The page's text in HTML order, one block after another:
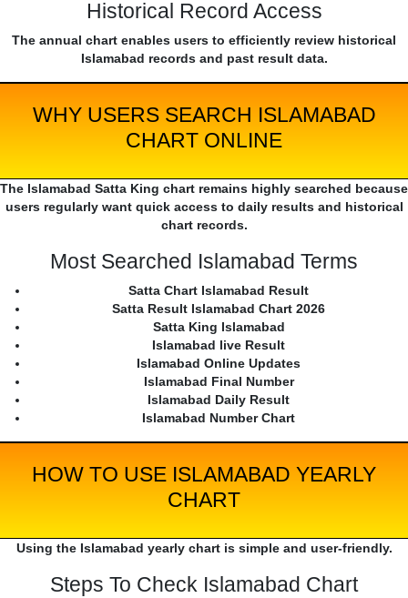
Historical Record Access
The annual chart enables users to efficiently review historical
Islamabad records and past result data.
WHY USERS SEARCH ISLAMABAD
CHART ONLINE
The Islamabad Satta King chart remains highly searched because
users regularly want quick access to daily results and historical
chart records.
Most Searched Islamabad Terms
Satta Chart Islamabad Result
Satta Result Islamabad Chart 2026
Satta King Islamabad
Islamabad live Result
Islamabad Online Updates
Islamabad Final Number
Islamabad Daily Result
Islamabad Number Chart
HOW TO USE ISLAMABAD YEARLY
CHART
Using the Islamabad yearly chart is simple and user-friendly.
Steps To Check Islamabad Chart